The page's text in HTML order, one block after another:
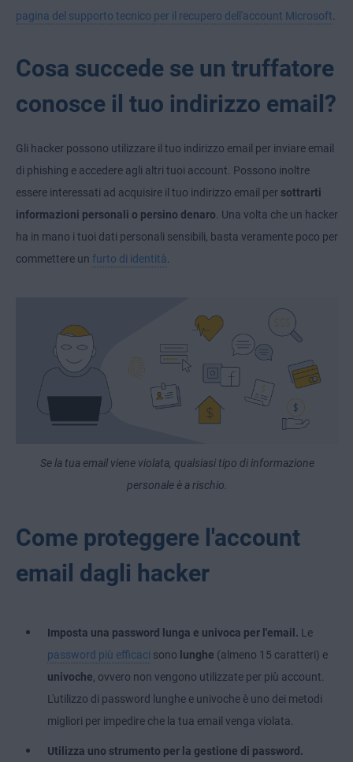
pagina del supporto tecnico per il recupero dell'account Microsoft.
Cosa succede se un truffatore
conosce il tuo indirizzo email?
Gli hacker possono utilizzare il tuo indirizzo email per inviare email
di phishing e accedere agli altri tuoi account. Possono inoltre
essere interessati ad acquisire il tuo indirizzo email per sottrarti
informazioni personali o persino denaro. Una volta che un hacker
ha in mano i tuoi dati personali sensibili, basta veramente poco per
commettere un furto di identità.
Se la tua email viene violata, qualsiasi tipo di informazione
personale è a rischio.
Come proteggere l'account
email dagli hacker
Imposta una password lunga e univoca per l'email. Le
password più efficaci sono lunghe (almeno 15 caratteri) e
univoche, ovvero non vengono utilizzate per più account.
L'utilizzo di password lunghe e univoche è uno dei metodi
migliori per impedire che la tua email venga violata.
Utilizza uno strumento per la gestione di password.